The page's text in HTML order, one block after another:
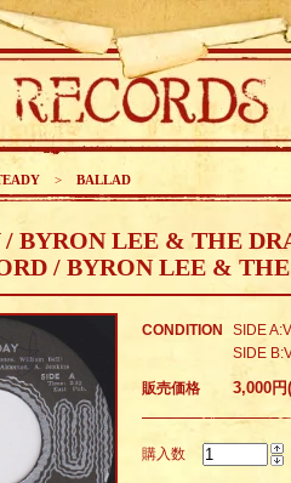
> BALLAD
BYRON LEE & THE
/ BYRON LEE &
CONDITION
SIDE
SIDE
販売価格 3,000
購入数